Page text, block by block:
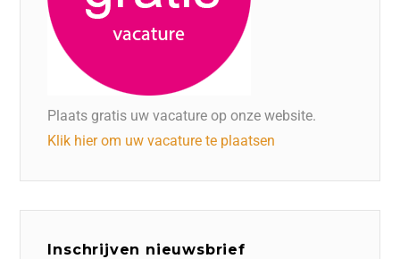
Plaats gratis uw vacature op onze website.
Klik hier om uw vacature te plaatsen
Inschrijven nieuwsbrief